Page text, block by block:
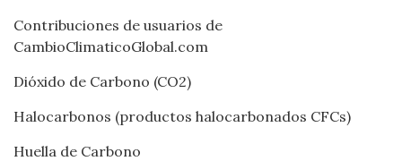
Contribuciones de usuarios de
CambioClimaticoGlobal.com
Dióxido de Carbono (CO2)
Halocarbonos (productos halocarbonados CFCs)
Huella de Carbono